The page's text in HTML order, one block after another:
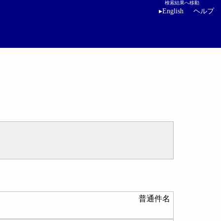
検索結果へ移動
▸English ヘルプ
普通件名